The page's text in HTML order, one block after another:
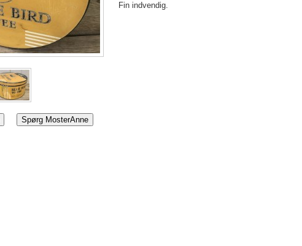
Fin indvendig.
Spørg MosterAnne